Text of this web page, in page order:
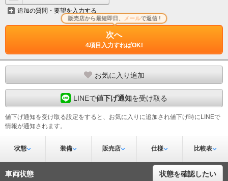
追加の質問・要望を入力する
次へ
4項目入力すればOK!
販売店から最短即日、 メールで返信 !
お気に入り追加
LINEで値下げ通知を受け取る
値下げ通知を受け取る設定をすると、お気に入りに追加され値下げ時にLINEで
情報が通知されます。
状態 装備 販売店 仕様 比較表
車両状態 状態を確認したい